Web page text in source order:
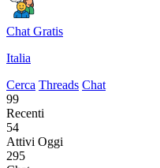
Chat Gratis
Italia
Cerca Threads Chat
99
Recenti
54
Attivi Oggi
295